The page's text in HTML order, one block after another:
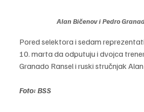
Alan Bičenov i Pedro
Pored selektora i sedam
10. marta da odputuju i dvojca
Granado Ransel i ruski stručnjak
Foto: BSS